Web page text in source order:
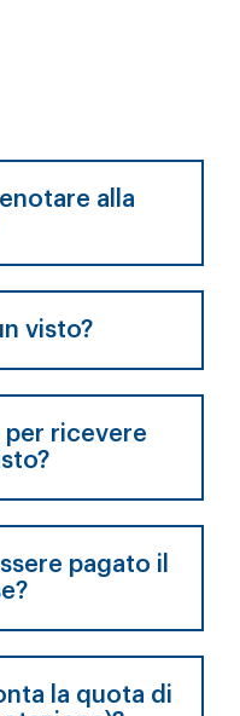
alla
visto?
per ricevere
pagato il
la quota di